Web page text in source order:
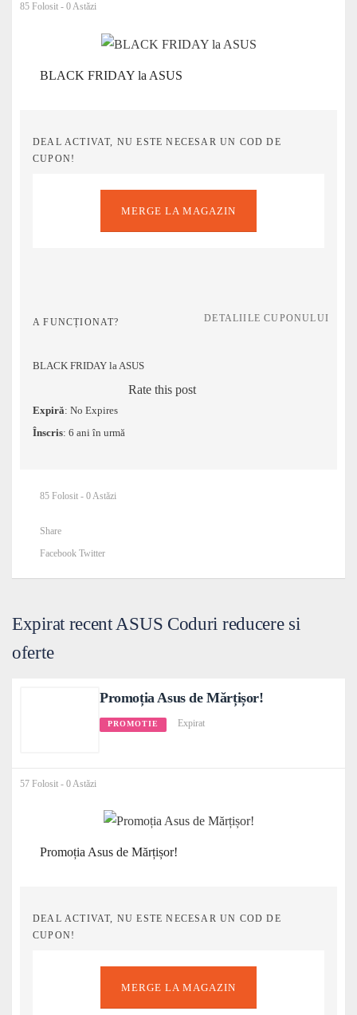
85 Folosit - 0 Astăzi
BLACK FRIDAY la ASUS
DEAL ACTIVAT, NU ESTE NECESAR UN COD DE
CUPON!
MERGE LA MAGAZIN
A FUNCȚIONAT? DETALIILE CUPONULUI
BLACK FRIDAY la ASUS
Rate this post
Expiră: No Expires
Înscris: 6 ani în urmă
85 Folosit - 0 Astăzi
Share
Facebook Twitter
Expirat recent ASUS Coduri reducere si
oferte
Promoția Asus de Mărțișor!
PROMOTIE Expirat
57 Folosit - 0 Astăzi
Promoția Asus de Mărțișor!
DEAL ACTIVAT, NU ESTE NECESAR UN COD DE
CUPON!
MERGE LA MAGAZIN